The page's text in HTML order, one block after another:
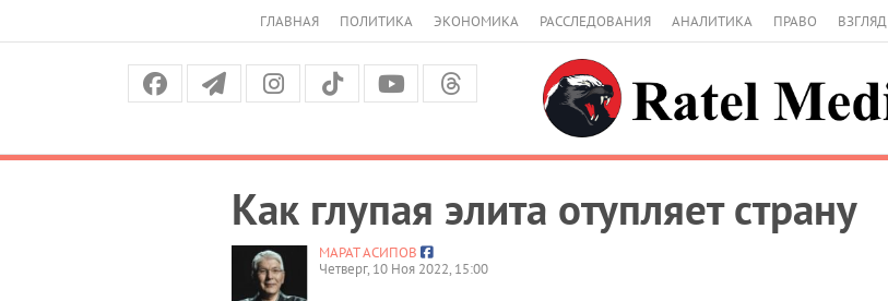
ГЛАВНАЯ ПОЛИТИКА ЭКОНОМИКА РАССЛЕДОВАНИЯ АНАЛИТИКА ПРАВО ВЗГЛЯД
Как глупая элита отупляет страну
МАРАТ АСИПОВ
Четверг, 10 Ноя 2022, 15:00